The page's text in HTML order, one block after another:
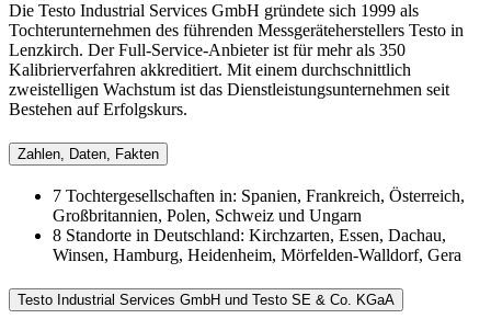
Die Testo Industrial Services GmbH gründete sich 1999 als
Tochterunternehmen des führenden Messgeräteherstellers Testo in
Lenzkirch. Der Full-Service-Anbieter ist für mehr als 350
Kalibrierverfahren akkreditiert. Mit einem durchschnittlich
zweistelligen Wachstum ist das Dienstleistungsunternehmen seit
Bestehen auf Erfolgskurs.
Zahlen, Daten, Fakten
7 Tochtergesellschaften in: Spanien, Frankreich, Österreich,
Großbritannien, Polen, Schweiz und Ungarn
8 Standorte in Deutschland: Kirchzarten, Essen, Dachau,
Winsen, Hamburg, Heidenheim, Mörfelden-Walldorf, Gera
Testo Industrial Services GmbH und Testo SE & Co. KGaA